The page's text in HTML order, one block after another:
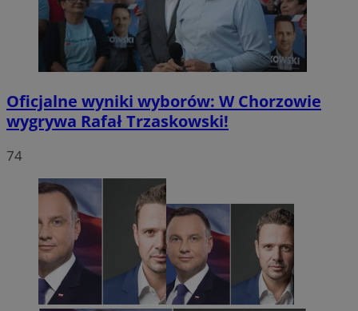
Oficjalne wyniki wyborów: W Chorzowie
wygrywa Rafał Trzaskowski!
74